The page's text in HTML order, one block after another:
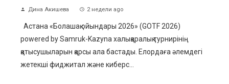
Дина Акишева 2 недели ago
Астана «Болашақ ойындары 2026» (GOTF 2026)
powered by Samruk-Kazyna халықаралық турнирінің
қатысушыларын қарсы ала бастады. Елордаға әлемдегі
жетекші фиджитал және киберс...